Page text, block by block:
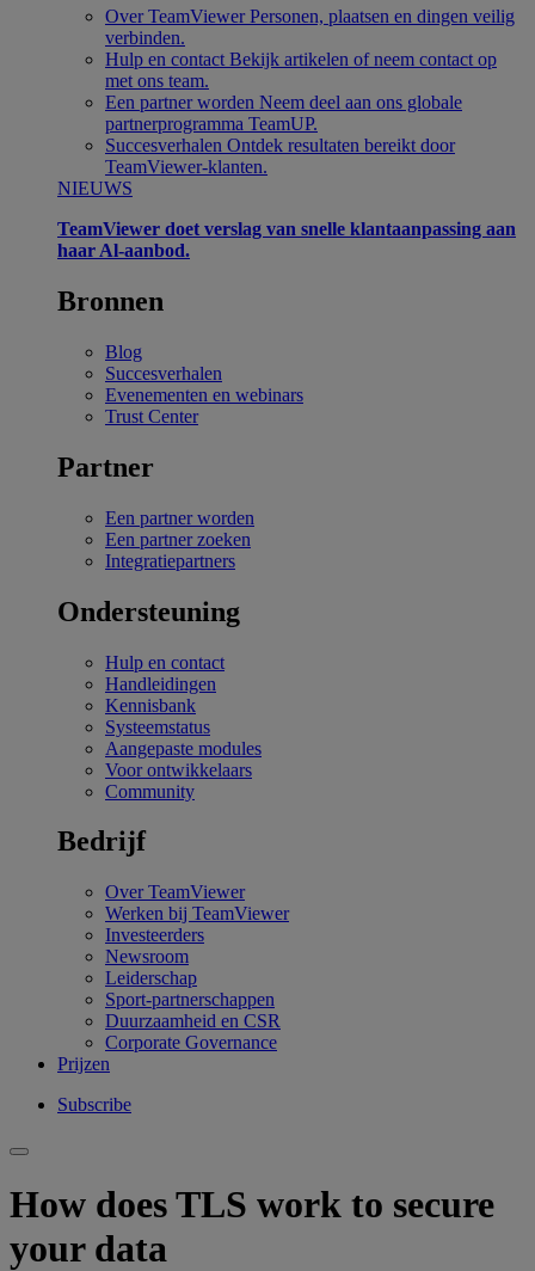
Over TeamViewer Personen, plaatsen en dingen veilig
verbinden.
Hulp en contact Bekijk artikelen of neem contact op
met ons team.
Een partner worden Neem deel aan ons globale
partnerprogramma TeamUP.
Succesverhalen Ontdek resultaten bereikt door
TeamViewer-klanten.
NIEUWS
TeamViewer doet verslag van snelle klantaanpassing aan
haar Al-aanbod.
Bronnen
Blog
Succesverhalen
Evenementen en webinars
Trust Center
Partner
Een partner worden
Een partner zoeken
Integratiepartners
Ondersteuning
Hulp en contact
Handleidingen
Kennisbank
Systeemstatus
Aangepaste modules
Voor ontwikkelaars
Community
Bedrijf
Over TeamViewer
Werken bij TeamViewer
Investeerders
Newsroom
Leiderschap
Sport-partnerschappen
Duurzaamheid en CSR
Corporate Governance
Prijzen
Subscribe
How does TLS work to secure
your data